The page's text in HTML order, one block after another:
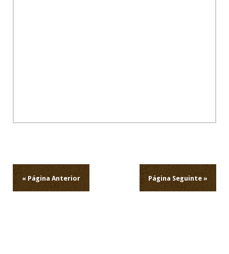
de
artigos
Página Seguinte »
« Página Anterior